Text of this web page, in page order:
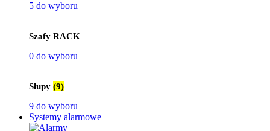
5 do wyboru
Szafy RACK
0 do wyboru
Słupy (9)
9 do wyboru
Systemy alarmowe